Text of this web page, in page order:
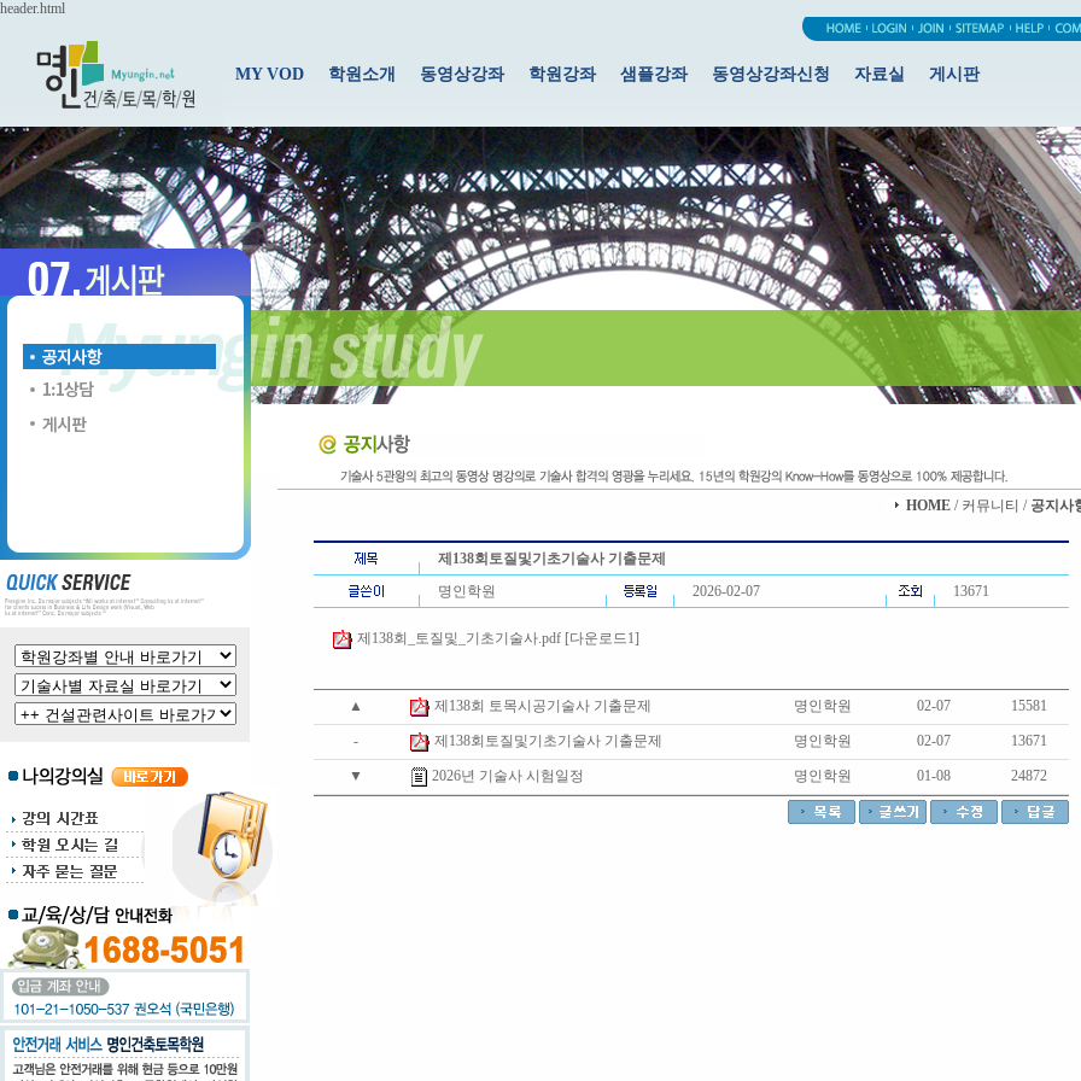
header.html
MY VOD 학원소개 동영상강좌 학원강좌 샘플강좌 동영상강좌신청 자료실 게시판
HOME / 커뮤니티 / 공지사
제138회토질및기초기술사 기출문제
명인학원
2026-02-07 13671
제138회_토질및_기초기술사.pdf [다운로드1]
▲ 제138회 토목시공기술사 기출문제 명인학원 02-07 15581
- 제138회토질및기초기술사 기출문제 명인학원 02-07 13671
▼ 2026년 기술사 시험일정 명인학원 01-08 24872